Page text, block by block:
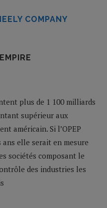
COMPANY
plus de 1 100 milliards
supérieur aux
américain. Si l’OPEP
elle serait en mesure
sociétés composant le
des industries les